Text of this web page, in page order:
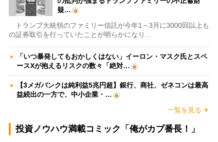
疑…
トランプ大統領のファミリー信託が今年1～3月に3000回以上も
の証券取引を行っていたことが明らかになり…
「いつ暴発してもおかしくはない」イーロン・マスク氏とスペ
ースXが抱えるリスクの数々「絶対…
【3メガバンクは純利益5兆円超】銀行、商社、ゼネコンは最高
益続出の一方で、中小企業・…
一覧を見る
投資ノウハウ満載コミック「俺がカブ番長！」